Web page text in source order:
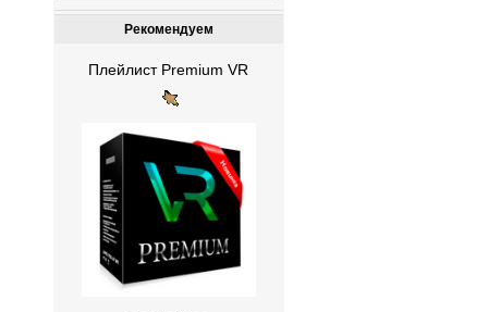
Рекомендуем
Плейлист Premium VR